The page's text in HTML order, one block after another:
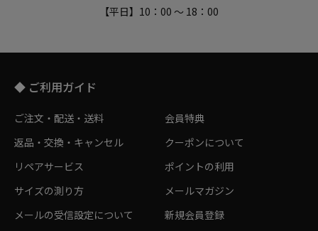
【平日】10：00 ～ 18：00
◆ ご利用ガイド
ご注文・配送・送料
返品・交換・キャンセル
リペアサービス
サイズの測り方
メールの受信設定について
会員特典
クーポンについて
ポイントの利用
メールマガジン
新規会員登録